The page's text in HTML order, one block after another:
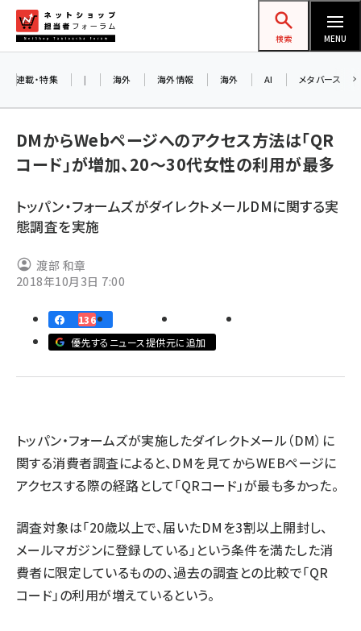
ン
ネットショップ担当者フォーラム
検索 MENU
yahoo (1907)
ecbeing (1211)
base (1083)
連載・特集 | 海外 海外情報 海外 AI メタバース
DMからWebページへのアクセス方法は「QR
コード」が増加、20～30代女性の利用が最多
トッパン・フォームズがダイレクトメールDMに関する実
態調査を実施
渡部 和章
2018年10月3日 7:00
136
優先するニュース提供元に追加
トッパン・フォームズが実施したダイレクトメール（DM）に
関する消費者調査によると、DMを見てからWEBページに
アクセスする際の経路として「QRコード」が最も多かった。
調査対象は「20歳以上で、届いたDMを3割以上開封し、
メールマガジンに登録している」という条件を満たした消
費者に限定しているものの、過去の調査との比較で「QR
コード」の利用が増えているという。
8/